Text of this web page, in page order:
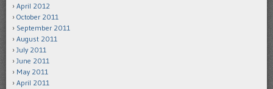
April 2012
October 2011
September 2011
August 2011
July 2011
June 2011
May 2011
April 2011